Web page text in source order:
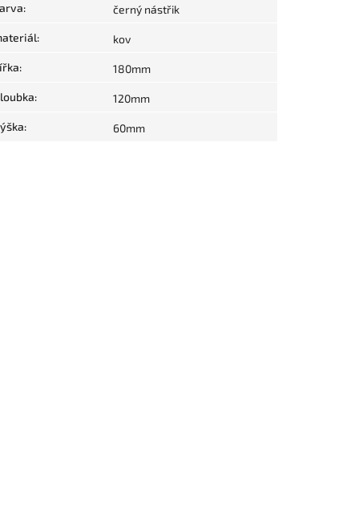
: černý nástřik
: kov
: 180mm
: 120mm
: 60mm